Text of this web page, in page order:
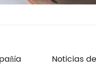
Noticias